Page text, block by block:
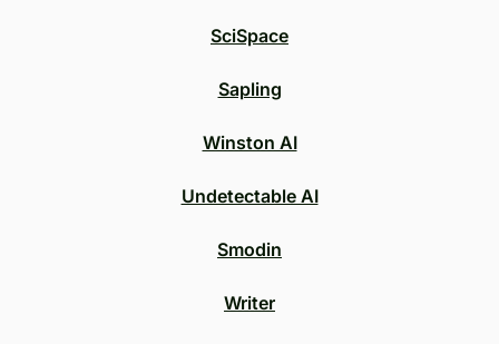
SciSpace
Sapling
Winston AI
Undetectable AI
Smodin
Writer